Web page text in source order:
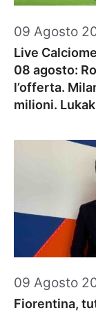
09 Agosto
Live
08 agosto:
l’offerta.
milioni.
09 Agosto
Fiorentina,